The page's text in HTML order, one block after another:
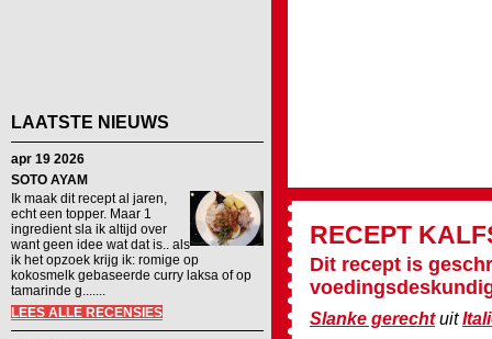
LAATSTE NIEUWS
apr 19 2026
SOTO AYAM
Ik maak dit recept al jaren,
echt een topper. Maar 1
ingredient sla ik altijd over
want geen idee wat dat is.. als
ik het opzoek krijg ik: romige op
kokosmelk gebaseerde curry laksa of op
tamarinde g.......
LEES ALLE RECENSIES
RECEPT
Dit recept is
Slanke gerechtuit